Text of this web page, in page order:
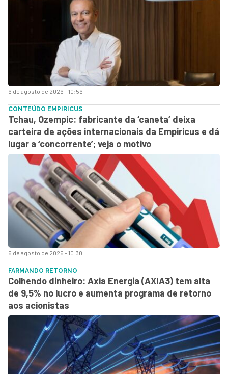
6 de agosto de 2026 - 10:56
6 de agosto de 2026 - 10:30
CONTEÚDO EMPIRICUS
Tchau, Ozempic: fabricante da ‘caneta’ deixa
carteira de ações internacionais da Empiricus e dá
lugar a ‘concorrente’; veja o motivo
FARMANDO RETORNO
Colhendo dinheiro: Axia Energia (AXIA3) tem alta
de 9,5% no lucro e aumenta programa de retorno
aos acionistas